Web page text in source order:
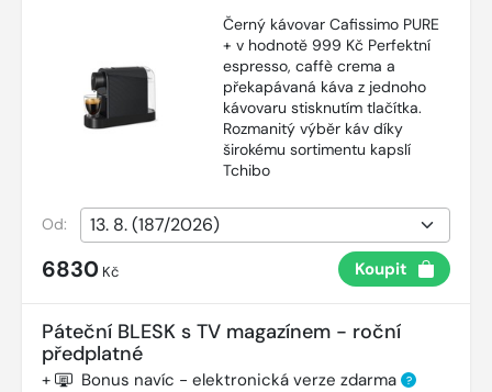
Černý kávovar Cafissimo PURE
+ v hodnotě 999 Kč Perfektní
espresso, caffè crema a
překapávaná káva z jednoho
kávovaru stisknutím tlačítka.
Rozmanitý výběr káv díky
širokému sortimentu kapslí
Tchibo
Od:
6830 Kč Koupit
Páteční BLESK s TV magazínem - roční
předplatné
+ Bonus navíc - elektronická verze zdarma ?